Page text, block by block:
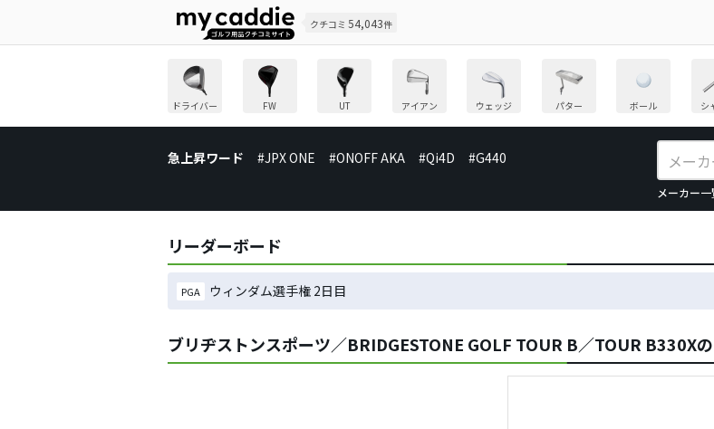
クチコミ 54,043件
ドライバー FW UT アイアン ウェッジ パター ボール シ
急上昇ワード #JPX ONE #ONOFF AKA #Qi4D #G440
メーカー
リーダーボード
PGA ウィンダム選手権 2日目
ブリヂストンスポーツ／BRIDGESTONE GOLF TOUR B／TOUR B330X